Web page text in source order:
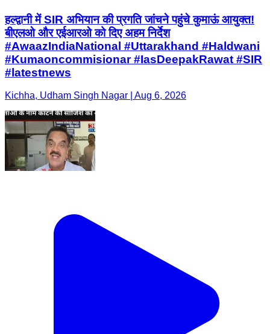
हल्द्वानी में SIR अभियान की प्रगति जांचने पहुंचे कुमाऊं आयुक्त!
बीएलओ और एईआरओ को दिए अहम निर्देश
#AwaazIndiaNational #Uttarakhand #Haldwani
#Kumaoncommisionar #IasDeepakRawat #SIR
#latestnews
Kichha, Udham Singh Nagar | Aug 6, 2026